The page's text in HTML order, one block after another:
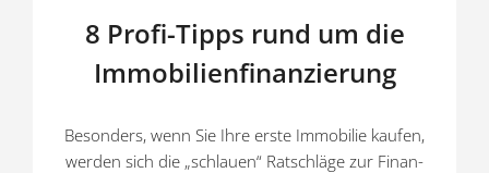
8 Profi-Tipps rund um die
Immobilienfinanzierung
Besonders, wenn Sie Ihre erste Immobilie kaufen,
werden sich die „schlauen“ Ratschläge zur Finan­